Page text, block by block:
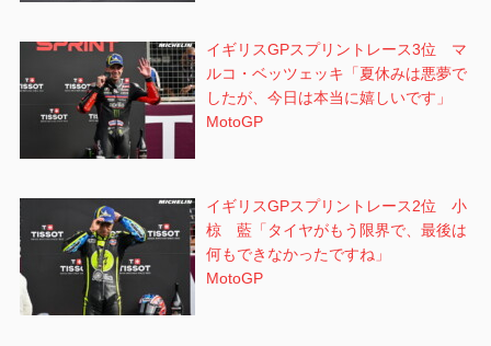
イギリスGPスプリントレース3位 マ
ルコ・ベッツェッキ「夏休みは悪夢で
したが、今日は本当に嬉しいです」
MotoGP
イギリスGPスプリントレース2位 小
椋 藍「タイヤがもう限界で、最後は
何もできなかったですね」
MotoGP